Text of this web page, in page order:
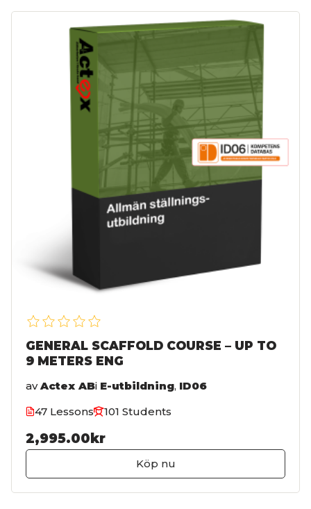
GENERAL SCAFFOLD COURSE – UP TO
9 METERS ENG
av Actex ABi E-utbildning, ID06
47 Lessons
101 Students
2,995.00kr
Köp nu